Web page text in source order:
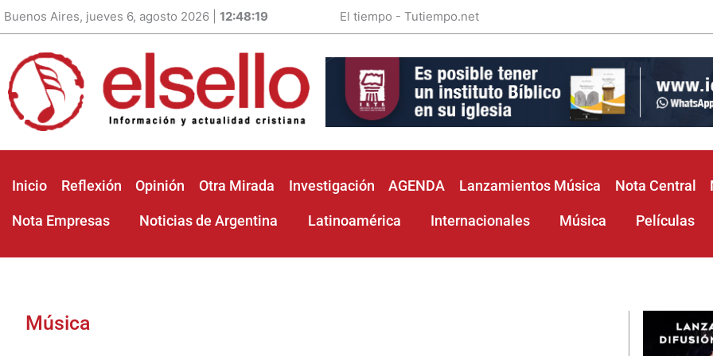
Buenos Aires, jueves 6, agosto 2026 | 12:48:20 El tiempo - Tutiempo.net
Inicio Reflexión Opinión Otra Mirada Investigación AGENDA Lanzamientos Música Nota Central
Nota Empresas Noticias de Argentina Latinoamérica Internacionales Música Películas
Música